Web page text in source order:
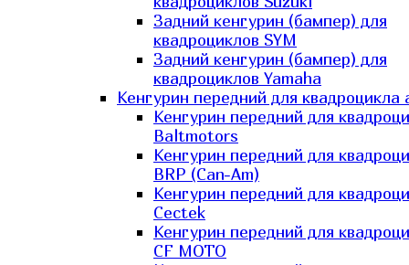
Задний кенгурин (бампер) для
квадроциклов SYM
Задний кенгурин (бампер) для
квадроциклов Yamaha
Кенгурин передний для квадроцикла
Кенгурин передний для
Baltmotors
Кенгурин передний для
BRP (Can-Am)
Кенгурин передний для
Cectek
Кенгурин передний для
CF MOTO